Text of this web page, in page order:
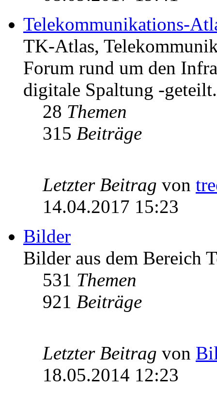
Telekommunikations-
TK-Atlas,
Forum rund um den
digitale Spaltung -
28 Themen
315 Beiträge
Letzter Beitrag von
14.04.2017 15:23
Bilder
Bilder aus dem Bereich
531 Themen
921 Beiträge
Letzter Beitrag von
18.05.2014 12:23